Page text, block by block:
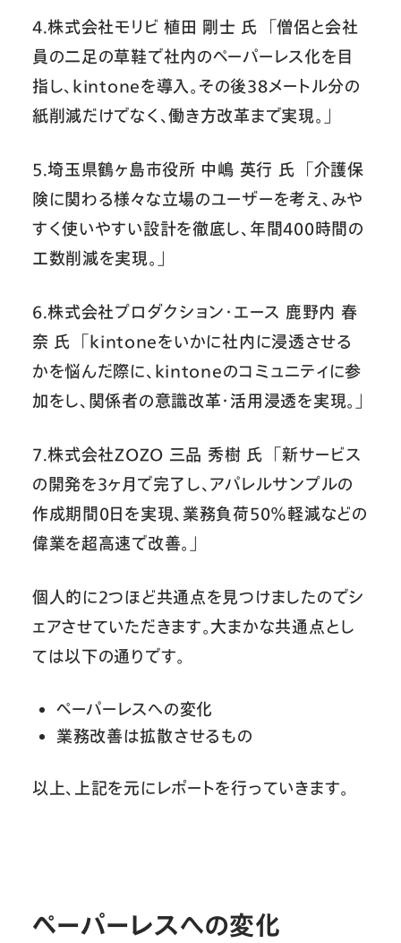
4.株式会社モリビ 植田 剛士 氏 「僧侶と会社
員の二足の草鞋で社内のペーパーレス化を目
指し、kintoneを導入。その後38メートル分の
紙削減だけでなく、働き方改革まで実現。」
5.埼玉県鶴ヶ島市役所 中嶋 英行 氏 「介護保
険に関わる様々な立場のユーザーを考え、みや
すく使いやすい設計を徹底し、年間400時間の
工数削減を実現。」
6.株式会社プロダクション・エース 鹿野内 春
奈 氏 「kintoneをいかに社内に浸透させる
かを悩んだ際に、kintoneのコミュニティに参
加をし、関係者の意識改革・活用浸透を実現。」
7.株式会社ZOZO 三品 秀樹 氏 「新サービス
の開発を3ヶ月で完了し、アパレルサンプルの
作成期間0日を実現、業務負荷50％軽減などの
偉業を超高速で改善。」
個人的に2つほど共通点を見つけましたのでシ
ェアさせていただきます。大まかな共通点とし
ては以下の通りです。
ペーパーレスへの変化
業務改善は拡散させるもの
以上、上記を元にレポートを行っていきます。
ペーパーレスへの変化